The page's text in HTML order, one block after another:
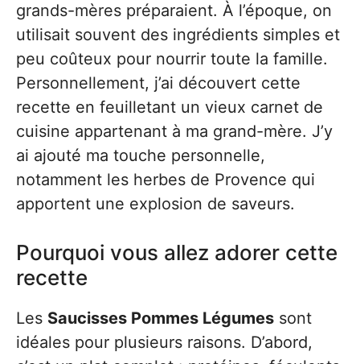
grands-mères préparaient. À l’époque, on
utilisait souvent des ingrédients simples et
peu coûteux pour nourrir toute la famille.
Personnellement, j’ai découvert cette
recette en feuilletant un vieux carnet de
cuisine appartenant à ma grand-mère. J’y
ai ajouté ma touche personnelle,
notamment les herbes de Provence qui
apportent une explosion de saveurs.
Pourquoi vous allez adorer cette
recette
Les Saucisses Pommes Légumes sont
idéales pour plusieurs raisons. D’abord,